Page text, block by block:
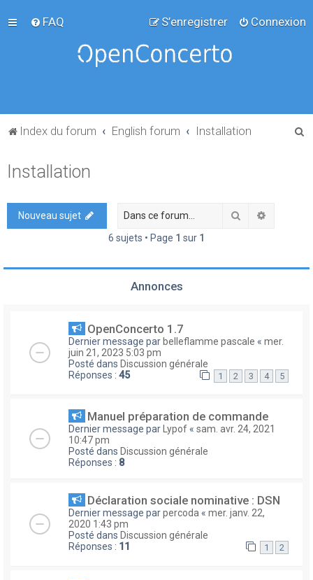
FAQ Connexion
S’enregistrer
Index du forum English forum Installation
h
Installation
Nouveau sujet Rechercher
6 sujets • Page 1 sur 1
Annonces
OpenConcerto 1.7
Dernier message par belleflamme pascale « mer.
juin 21, 2023 5:03 pm
Posté dans Discussion générale
Réponses : 45 1 2 3 4 5
Manuel préparation de commande
Dernier message par Lypof « sam. avr. 24, 2021
10:47 pm
Posté dans Discussion générale
Réponses : 8
Déclaration sociale nominative : DSN
Dernier message parpercoda « mer. janv. 22,
2020 1:43 pm
Posté dans Discussion générale
Réponses : 11 1 2